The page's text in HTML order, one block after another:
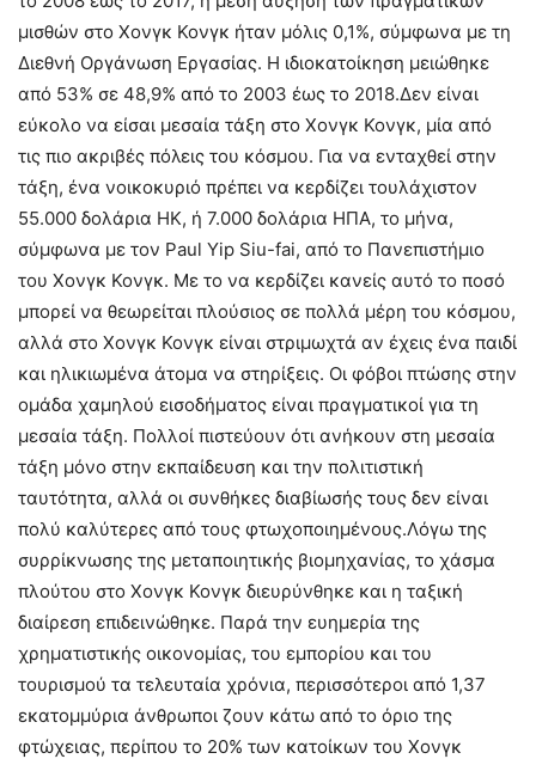
μισθών στο Χονγκ Κονγκ ήταν μόλις 0,1%, σύμφωνα με τη
Διεθνή Οργάνωση Εργασίας. Η ιδιοκατοίκηση μειώθηκε
από 53% σε 48,9% από το 2003 έως το 2018.Δεν είναι
εύκολο να είσαι μεσαία τάξη στο Χονγκ Κονγκ, μία από
τις πιο ακριβές πόλεις του κόσμου. Για να ενταχθεί στην
τάξη, ένα νοικοκυριό πρέπει να κερδίζει τουλάχιστον
55.000 δολάρια ΗΚ, ή 7.000 δολάρια ΗΠΑ, το μήνα,
σύμφωνα με τον Paul Yip Siu-fai, από το Πανεπιστήμιο
του Χονγκ Κονγκ. Με το να κερδίζει κανείς αυτό το ποσό
μπορεί να θεωρείται πλούσιος σε πολλά μέρη του κόσμου,
αλλά στο Χονγκ Κονγκ είναι στριμωχτά αν έχεις ένα παιδί
και ηλικιωμένα άτομα να στηρίξεις. Οι φόβοι πτώσης στην
ομάδα χαμηλού εισοδήματος είναι πραγματικοί για τη
μεσαία τάξη. Πολλοί πιστεύουν ότι ανήκουν στη μεσαία
τάξη μόνο στην εκπαίδευση και την πολιτιστική
ταυτότητα, αλλά οι συνθήκες διαβίωσής τους δεν είναι
πολύ καλύτερες από τους φτωχοποιημένους.Λόγω της
συρρίκνωσης της μεταποιητικής βιομηχανίας, το χάσμα
πλούτου στο Χονγκ Κονγκ διευρύνθηκε και η ταξική
διαίρεση επιδεινώθηκε. Παρά την ευημερία της
χρηματιστικής οικονομίας, του εμπορίου και του
τουρισμού τα τελευταία χρόνια, περισσότεροι από 1,37
εκατομμύρια άνθρωποι ζουν κάτω από το όριο της
φτώχειας, περίπου το 20% των κατοίκων του Χονγκ